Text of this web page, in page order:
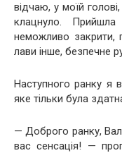
відчаю, у моїй
клацнуло.
неможливо закрити,
лави інше, безпечне
Наступного ранку я
яке тільки була
— Доброго ранку,
вас сенсація! —